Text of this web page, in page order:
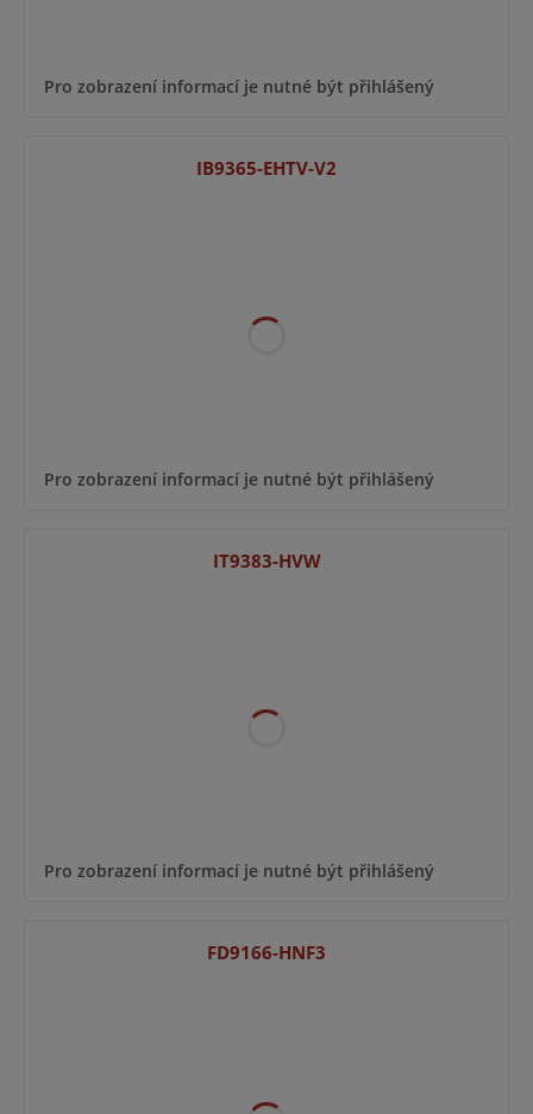
Pro zobrazení informací je nutné být přihlášený
IB9365-EHTV-V2
Pro zobrazení informací je nutné být přihlášený
IT9383-HVW
Pro zobrazení informací je nutné být přihlášený
FD9166-HNF3